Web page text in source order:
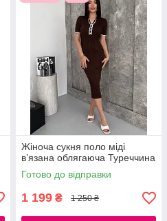
Жіноча сукня поло міді
в’язана облягаюча Туреччина
Готово до відправки
1 199 ₴ 1 250 ₴